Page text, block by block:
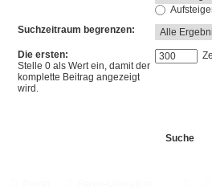
Suchzeitraum begrenzen:
Die ersten:
Stelle 0 als Wert ein, damit der
komplette Beitrag angezeigt
wird.